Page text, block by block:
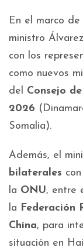
En el marco
ministro
con los
como nuevos
del Consejo
2026
Somalia).
Además, el
bilaterales
la ONU, entre
la Federación
China, para
situación en